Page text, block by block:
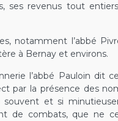
ses revenus tout
notamment l’abbé
à Bernay et environs.
l’abbé Pauloin dit
par la présence des
souvent et si
de combats, que ne